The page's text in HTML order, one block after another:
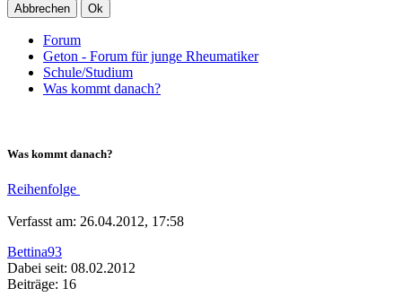
Abbrechen Ok
Forum
Geton - Forum für junge Rheumatiker
Schule/Studium
Was kommt danach?
Was kommt danach?
Reihenfolge
Verfasst am: 26.04.2012, 17:58
Bettina93
Dabei seit: 08.02.2012
Beiträge: 16